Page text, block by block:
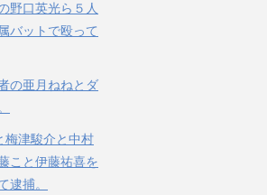
野口英光ら５人
バットで殴って
の亜月ねねとダ
梅津駿介と中村
こと伊藤祐喜を
逮捕。